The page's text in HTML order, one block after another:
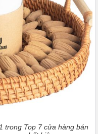
trong Top 7 cửa hàng bán